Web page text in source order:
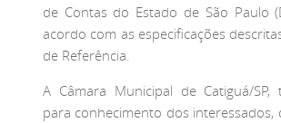
de Contas do Estado de São Paulo
acordo com as especificações
de Referência.
A Câmara Municipal de Catiguá/
para conhecimento dos interessados,